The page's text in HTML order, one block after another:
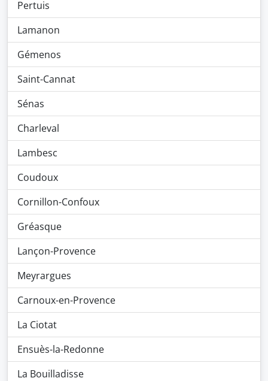
Pertuis
Lamanon
Gémenos
Saint-Cannat
Sénas
Charleval
Lambesc
Coudoux
Cornillon-Confoux
Gréasque
Lançon-Provence
Meyrargues
Carnoux-en-Provence
La Ciotat
Ensuès-la-Redonne
La Bouilladisse